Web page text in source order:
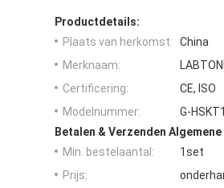
Productdetails:
Plaats van herkomst:
China
Merknaam:
Certificering:
CE, ISO
Modelnummer:
G-
Betalen & Verzenden
Min. bestelaantal:
1set
Prijs: